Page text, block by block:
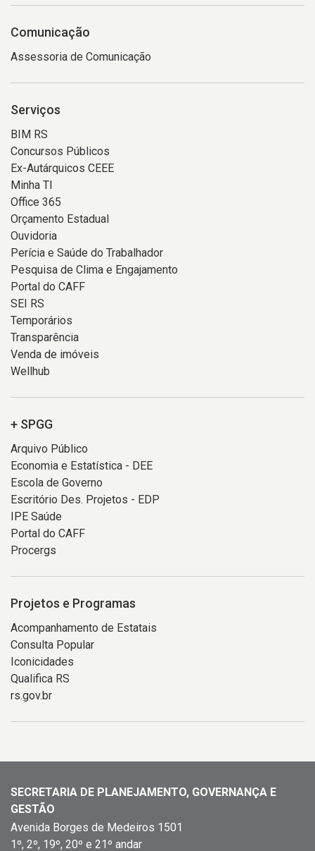
Comunicação
Assessoria de Comunicação
Serviços
BIM RS
Concursos Públicos
Ex-Autárquicos CEEE
Minha TI
Office 365
Orçamento Estadual
Ouvidoria
Perícia e Saúde do Trabalhador
Pesquisa de Clima e Engajamento
Portal do CAFF
SEI RS
Temporários
Transparência
Venda de imóveis
Wellhub
+ SPGG
Arquivo Público
Economia e Estatística - DEE
Escola de Governo
Escritório Des. Projetos - EDP
IPE Saúde
Portal do CAFF
Procergs
Projetos e Programas
Acompanhamento de Estatais
Consulta Popular
Iconicidades
Qualifica RS
rs.gov.br
SECRETARIA DE PLANEJAMENTO, GOVERNANÇA E
GESTÃO
Avenida Borges de Medeiros 1501
1º, 2º, 19º, 20º e 21º andar